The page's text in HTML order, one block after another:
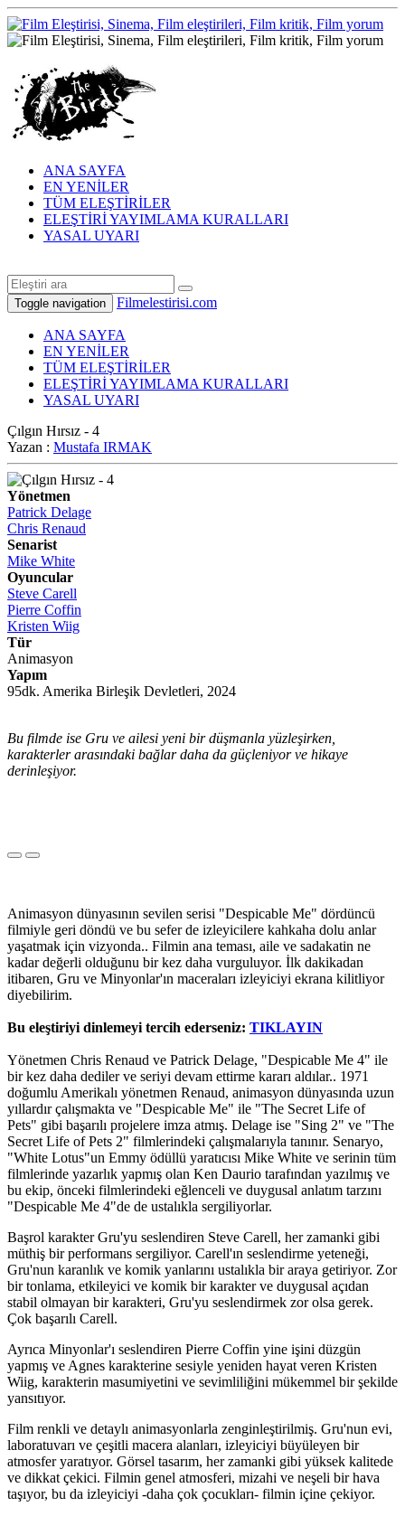
ANA SAYFA
EN YENİLER
TÜM ELEŞTİRİLER
ELEŞTİRİ YAYIMLAMA KURALLARI
YASAL UYARI
Toggle navigation Filmelestirisi.com
ANA SAYFA
EN YENİLER
TÜM ELEŞTİRİLER
ELEŞTİRİ YAYIMLAMA KURALLARI
YASAL UYARI
Çılgın Hırsız - 4
Yazan : Mustafa IRMAK
Yönetmen
Patrick Delage
Chris Renaud
Senarist
Mike White
Oyuncular
Steve Carell
Pierre Coffin
Kristen Wiig
Tür
Animasyon
Yapım
95dk. Amerika Birleşik Devletleri, 2024
Bu filmde ise Gru ve ailesi yeni bir düşmanla yüzleşirken,
karakterler arasındaki bağlar daha da güçleniyor ve hikaye
derinleşiyor.
Animasyon dünyasının sevilen serisi "Despicable Me" dördüncü
filmiyle geri döndü ve bu sefer de izleyicilere kahkaha dolu anlar
yaşatmak için vizyonda.. Filmin ana teması, aile ve sadakatin ne
kadar değerli olduğunu bir kez daha vurguluyor. İlk dakikadan
itibaren, Gru ve Minyonlar'ın maceraları izleyiciyi ekrana kilitliyor
diyebilirim.
Bu eleştiriyi dinlemeyi tercih ederseniz: TIKLAYIN
Yönetmen Chris Renaud ve Patrick Delage, "Despicable Me 4" ile
bir kez daha dediler ve seriyi devam ettirme kararı aldılar.. 1971
doğumlu Amerikalı yönetmen Renaud, animasyon dünyasında uzun
yıllardır çalışmakta ve "Despicable Me" ile "The Secret Life of
Pets" gibi başarılı projelere imza atmış. Delage ise "Sing 2" ve "The
Secret Life of Pets 2" filmlerindeki çalışmalarıyla tanınır. Senaryo,
"White Lotus"un Emmy ödüllü yaratıcısı Mike White ve serinin tüm
filmlerinde yazarlık yapmış olan Ken Daurio tarafından yazılmış ve
bu ekip, önceki filmlerindeki eğlenceli ve duygusal anlatım tarzını
"Despicable Me 4"de de ustalıkla sergiliyorlar.
Başrol karakter Gru'yu seslendiren Steve Carell, her zamanki gibi
müthiş bir performans sergiliyor. Carell'ın seslendirme yeteneği,
Gru'nun karanlık ve komik yanlarını ustalıkla bir araya getiriyor. Zor
bir tonlama, etkileyici ve komik bir karakter ve duygusal açıdan
stabil olmayan bir karakteri, Gru'yu seslendirmek zor olsa gerek.
Çok başarılı Carell.
Ayrıca Minyonlar'ı seslendiren Pierre Coffin yine işini düzgün
yapmış ve Agnes karakterine sesiyle yeniden hayat veren Kristen
Wiig, karakterin masumiyetini ve sevimliliğini mükemmel bir şekilde
yansıtıyor.
Film renkli ve detaylı animasyonlarla zenginleştirilmiş. Gru'nun evi,
laboratuvarı ve çeşitli macera alanları, izleyiciyi büyüleyen bir
atmosfer yaratıyor. Görsel tasarım, her zamanki gibi yüksek kalitede
ve dikkat çekici. Filmin genel atmosferi, mizahi ve neşeli bir hava
taşıyor, bu da izleyiciyi -daha çok çocukları- filmin içine çekiyor.